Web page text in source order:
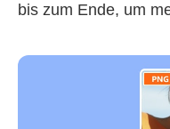
bis zum Ende, um